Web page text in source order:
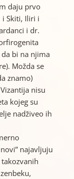
daju prvo
i Skiti, Iliri i
i dr.
bi na njima
Možda se
znamo)
nisu
kojeg su
nadživeo ih
najavljuju